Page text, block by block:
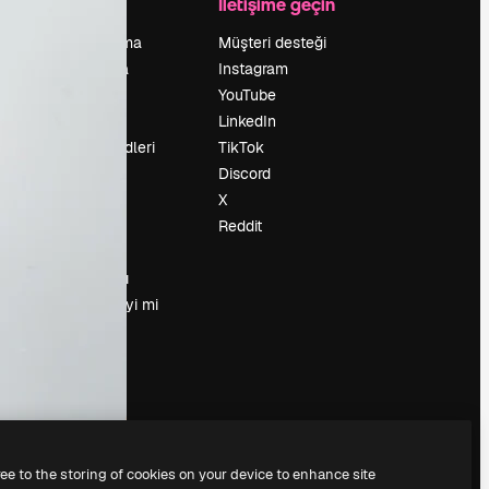
Fiyatlandırma
Hakkımızda
Arama trendleri
Basın odası
Magnific.ai’yi mi
Müşteri desteği
Instagram
YouTube
LinkedIn
TikTok
Discord
X
Reddit
to the storing of cookies on your device to enhance site